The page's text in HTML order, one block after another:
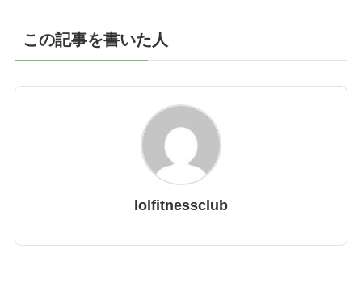
この記事を書いた人
lolfitnessclub